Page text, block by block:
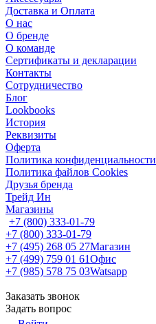
Доставка и Оплата
О нас
О бренде
О команде
Сертификаты и декларации
Контакты
Сотрудничество
Блог
Lookbooks
История
Реквизиты
Оферта
Политика конфиденциальности
Политика файлов Cookies
Друзья бренда
Трейд Ин
Магазины
+7 (800) 333-01-79
+7 (800) 333-01-79
+7 (495) 268 05 27Магазин
+7 (499) 759 01 61Офис
+7 (985) 578 75 03Watsapp
Заказать звонок
Задать вопрос